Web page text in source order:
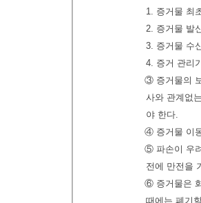
1. 증거물 최
2. 증거물 발
3. 증거물 수
4. 증거 관리
③ 증거물의
사와 관계없
야 한다.
④ 증거물 이
⑤ 파손이 우
전에 만전을
⑥ 증거물은
때에는 폐기